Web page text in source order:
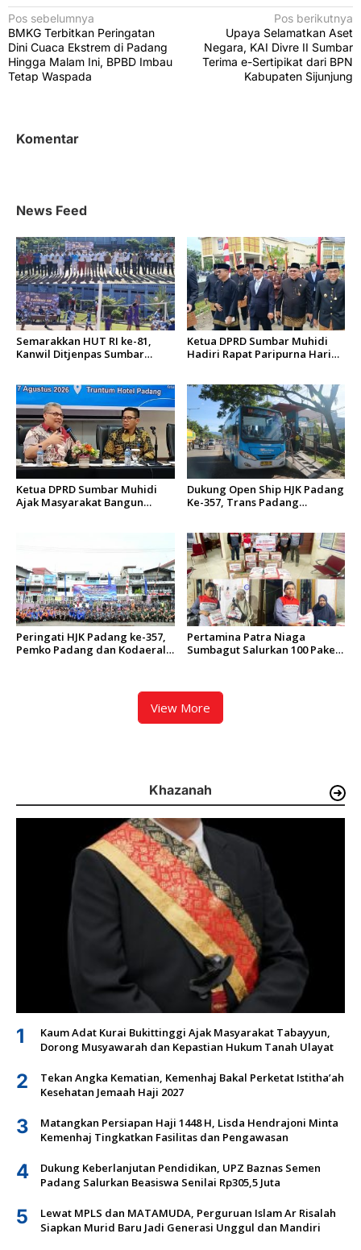
N
a
v
a
p
s
Pos sebelumnya
BMKG Terbitkan Peringatan
Dini Cuaca Ekstrem di Padang
Hingga Malam Ini, BPBD Imbau
Tetap Waspada
Pos berikutnya
Upaya Selamatkan Aset
Negara, KAI Divre II Sumbar
Terima e-Sertipikat dari BPN
Kabupaten Sijunjung
Komentar
News Feed
Semarakkan HUT RI ke-81,
Kanwil Ditjenpas Sumbar
Ketua DPRD Sumbar Muhidi
Hadiri Rapat Paripurna Hari
Ketua DPRD Sumbar Muhidi
Ajak Masyarakat Bangun
Dukung Open Ship HJK Padang
Ke-357, Trans Padang
Peringati HJK Padang ke-357,
Pemko Padang dan Kodaeral
Pertamina Patra Niaga
Sumbagut Salurkan 100 Paket
View More
Khazanah
1
Kaum Adat Kurai Bukittinggi Ajak Masyarakat Tabayyun,
Dorong Musyawarah dan Kepastian Hukum Tanah Ulayat
2
Tekan Angka Kematian, Kemenhaj Bakal Perketat Istitha’ah
Kesehatan Jemaah Haji 2027
3
Matangkan Persiapan Haji 1448 H, Lisda Hendrajoni Minta
Kemenhaj Tingkatkan Fasilitas dan Pengawasan
4
Dukung Keberlanjutan Pendidikan, UPZ Baznas Semen
Padang Salurkan Beasiswa Senilai Rp305,5 Juta
5
Lewat MPLS dan MATAMUDA, Perguruan Islam Ar Risalah
Siapkan Murid Baru Jadi Generasi Unggul dan Mandiri